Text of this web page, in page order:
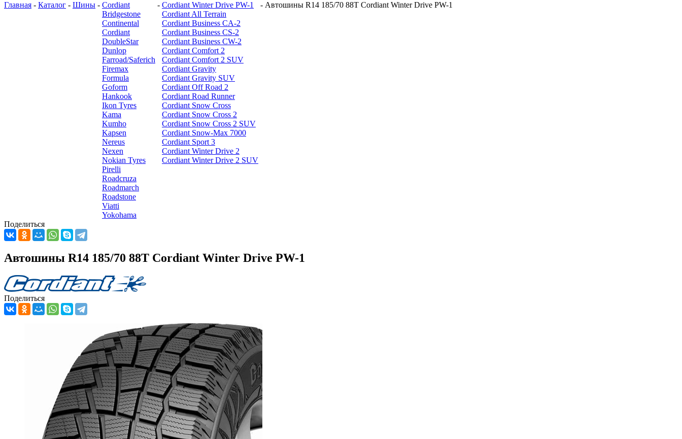
Главная - Каталог - Шины - Cordiant
Bridgestone
Continental
Cordiant
DoubleStar
Dunlop
Farroad/Saferich
Firemax
Formula
Goform
Hankook
Ikon Tyres
Kama
Kumho
Kapsen
Nereus
Nexen
Nokian Tyres
Pirelli
Roadcruza
Roadmarch
Roadstone
Viatti
Yokohama
- Cordiant Winter Drive PW-1
Cordiant All Terrain
Cordiant Business CA-2
Cordiant Business CS-2
Cordiant Business CW-2
Cordiant Comfort 2
Cordiant Comfort 2 SUV
Cordiant Gravity
Cordiant Gravity SUV
Cordiant Off Road 2
Cordiant Road Runner
Cordiant Snow Cross
Cordiant Snow Cross 2
Cordiant Snow Cross 2 SUV
Cordiant Snow-Max 7000
Cordiant Sport 3
Cordiant Winter Drive 2
Cordiant Winter Drive 2 SUV
- Автошины R14 185/70 88T Cordiant Winter Drive PW-1
Поделиться
Автошины R14 185/70 88T Cordiant Winter Drive PW-1
Поделиться